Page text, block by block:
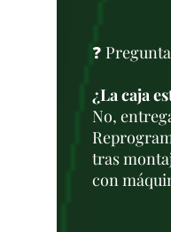
❓
¿La caja
No,
tras
con